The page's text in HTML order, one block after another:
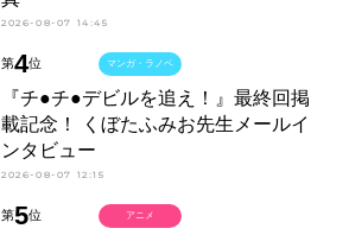
2026-08-07 14:45
第4位
『チ●チ●デビルを追え！』最終回掲
載記念！ くぼたふみお先生メールイ
ンタビュー
2026-08-07 12:15
マンガ・ラノベ
第5位 アニメ